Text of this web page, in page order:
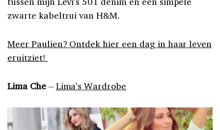
zwarte kabeltrui van H&M.
Meer Paulien? Ontdek hier een dag in haar leven
eruitziet!
Lima Che– Lima’s Wardrobe